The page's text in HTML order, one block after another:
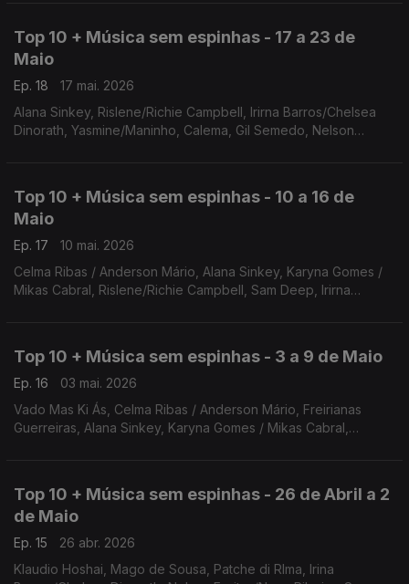
Top 10 + Música sem espinhas - 17 a 23 de
Maio
Ep. 18
17 mai. 2026
Alana Sinkey, Rislene/Richie Campbell, Irirna Barros/Chelsea
Dinorath, Yasmine/Maninho, Calema, Gil Semedo, Nelson
Top 10 + Música sem espinhas - 10 a 16 de
Maio
Ep. 17
10 mai. 2026
Celma Ribas / Anderson Mário, Alana Sinkey, Karyna Gomes /
Mikas Cabral, Rislene/Richie Campbell, Sam Deep, Irirna
Top 10 + Música sem espinhas - 3 a 9 de Maio
Ep. 16
03 mai. 2026
Vado Mas Ki Ás, Celma Ribas / Anderson Mário, Freirianas
Guerreiras, Alana Sinkey, Karyna Gomes / Mikas Cabral,
Top 10 + Música sem espinhas - 26 de Abril a 2
de Maio
Ep. 15
26 abr. 2026
Klaudio Hoshai, Mago de Sousa, Patche di RIma, Irina